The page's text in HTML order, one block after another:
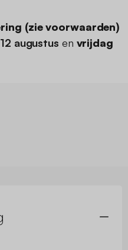
(zie voorwaarden)
augustus en vrijdag